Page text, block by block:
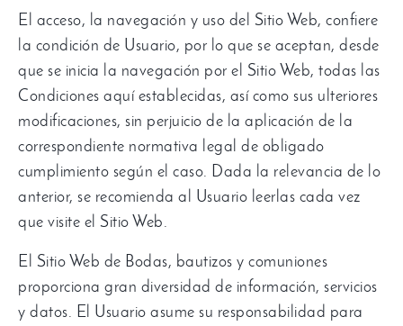
El acceso, la navegación y uso del Sitio Web, confiere
la condición de Usuario, por lo que se aceptan, desde
que se inicia la navegación por el Sitio Web, todas las
Condiciones aquí establecidas, así como sus ulteriores
modificaciones, sin perjuicio de la aplicación de la
correspondiente normativa legal de obligado
cumplimiento según el caso. Dada la relevancia de lo
anterior, se recomienda al Usuario leerlas cada vez
que visite el Sitio Web.
El Sitio Web de Bodas, bautizos y comuniones
proporciona gran diversidad de información, servicios
y datos. El Usuario asume su responsabilidad para